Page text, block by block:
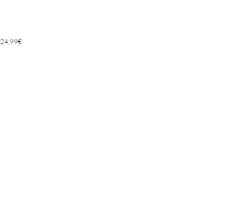
24,99€